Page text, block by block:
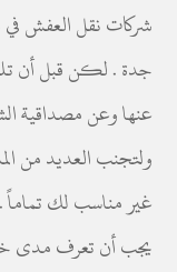
شركات نقل العفش
جدة . لكن قبل أن
عنها وعن مصداقية
ولتجنب العديد من
غير مناسب لك
يجب أن تعرف مدى